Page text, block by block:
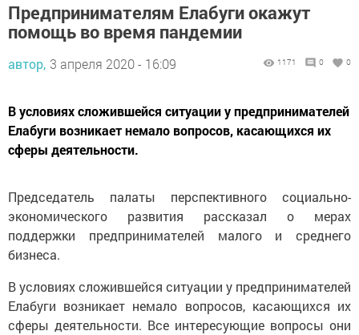
Предпринимателям Елабуги окажут
помощь во время пандемии
автор, 3 апреля 2020 - 16:09 1171 0 0
В условиях сложившейся ситуации у предпринимателей
Елабуги возникает немало вопросов, касающихся их
сферы деятельности.
Председатель палаты перспективного социально-
экономического развития рассказал о мерах
поддержки предпринимателей малого и среднего
бизнеса.
В условиях сложившейся ситуации у предпринимателей
Елабуги возникает немало вопросов, касающихся их
сферы деятельности. Все интересующие вопросы они